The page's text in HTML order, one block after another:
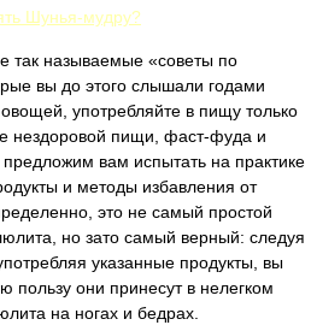
Шунья-мудру?
так называемые «советы по
вы до этого слышали годами
употребляйте в пищу только
нездоровой пищи, фаст-фуда и
вам испытать на практике
и методы избавления от
это не самый простой
но зато самый верный: следуя
указанные продукты, вы
пользу они принесут в нелегком
на ногах и бедрах.